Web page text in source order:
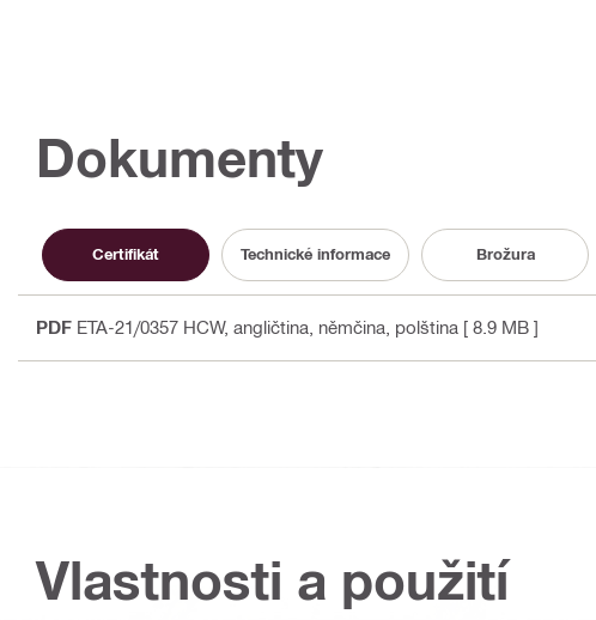
Dokumenty
Certifikát Technické informace Brožura
PDF ETA-21/0357 HCW, angličtina, němčina, polština [ 8.9 MB ]
Vlastnosti a použití